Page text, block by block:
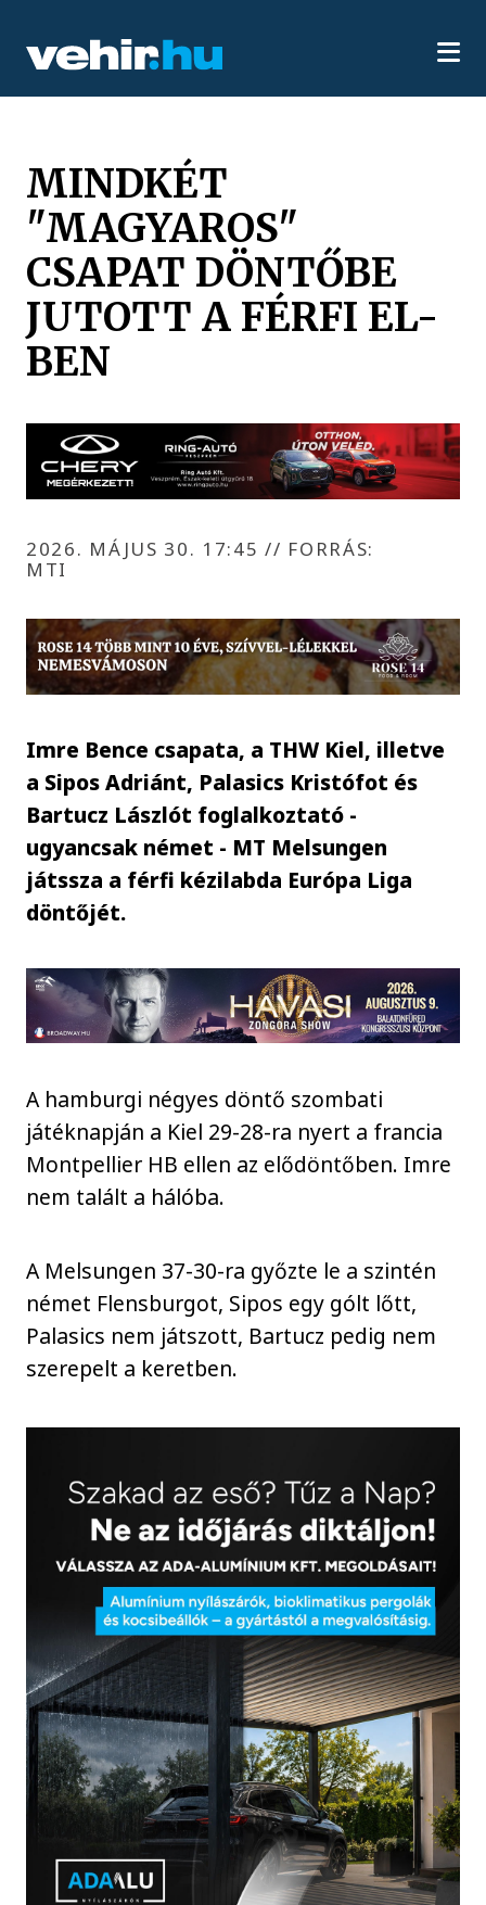
MINDKÉT
"MAGYAROS"
CSAPAT DÖNTŐBE
JUTOTT A FÉRFI EL-
BEN
2026. MÁJUS 30. 17:45// FORRÁS:
MTI
Imre Bence csapata, a THW Kiel, illetve
a Sipos Adriánt, Palasics Kristófot és
Bartucz Lászlót foglalkoztató -
ugyancsak német - MT Melsungen
játssza a férfi kézilabda Európa Liga
döntőjét.
A hamburgi négyes döntő szombati
játéknapján a Kiel 29-28-ra nyert a francia
Montpellier HB ellen az elődöntőben. Imre
nem talált a hálóba.
A Melsungen 37-30-ra győzte le a szintén
német Flensburgot, Sipos egy gólt lőtt,
Palasics nem játszott, Bartucz pedig nem
szerepelt a keretben.